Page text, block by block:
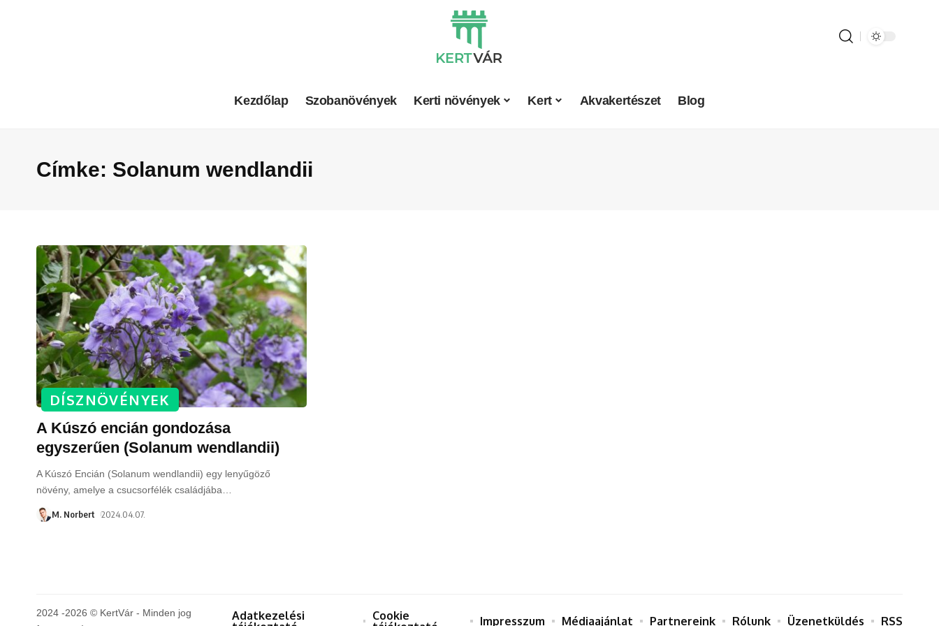
Kezdőlap Szobanövények Kerti növények Kert Akvakertészet Blog
Címke: Solanum wendlandii
DÍSZNÖVÉNYEK
A Kúszó encián gondozása
egyszerűen (Solanum wendlandii)
A Kúszó Encián (Solanum wendlandii) egy lenyűgöző
növény, amelye a csucsorfélék családjába
M. Norbert 2024.04.07.
2024 -2026 © KertVár - Minden jog
Adatkezelési
Cookie
Impresszum Médiaajánlat Partnereink Rólunk Üzenetküldés RSS